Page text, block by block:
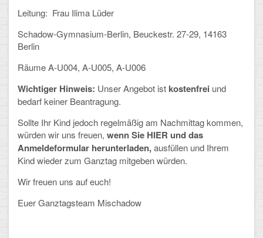
ORGANISATION
Abitur
Freistellung/Entschuldigung
Kurswahl 10. Kl.
Umwahl 11. Kl.
mPA
TERMINE
Leitung: Frau Ilima Lüder
Schadow-Gymnasium-Berlin, Beuckestr. 27-29, 14163
Berlin
Räume A-U004, A-U005, A-U006
Wichtiger Hinweis: Unser Angebot ist kostenfrei und
bedarf keiner Beantragung.
Sollte Ihr Kind jedoch regelmäßig am Nachmittag kommen,
würden wir uns freuen, wenn Sie HIER und das
Anmeldeformular herunterladen,ausfüllen und Ihrem
Kind wieder zum Ganztag mitgeben würden.
Wir freuen uns auf euch!
Euer Ganztagsteam Mischadow